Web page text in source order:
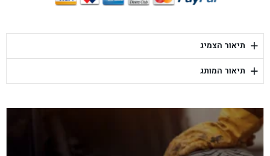
בן גל - יפת 88, תל אביב יפו - תל אביב
בן גל - דור אלון הר טוב - בית שמש
+ תיאור הצמיג
+ תיאור המותג